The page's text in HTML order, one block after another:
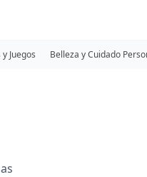
Juegos Belleza y Cuidado